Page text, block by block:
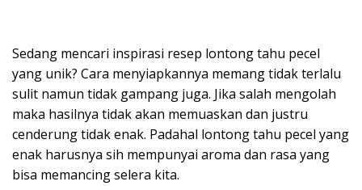
Sedang mencari inspirasi resep lontong tahu pecel
yang unik? Cara menyiapkannya memang tidak terlalu
sulit namun tidak gampang juga. Jika salah mengolah
maka hasilnya tidak akan memuaskan dan justru
cenderung tidak enak. Padahal lontong tahu pecel yang
enak harusnya sih mempunyai aroma dan rasa yang
bisa memancing selera kita.